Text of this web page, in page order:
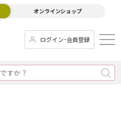
オンラインショップ
ログイン･会員登録